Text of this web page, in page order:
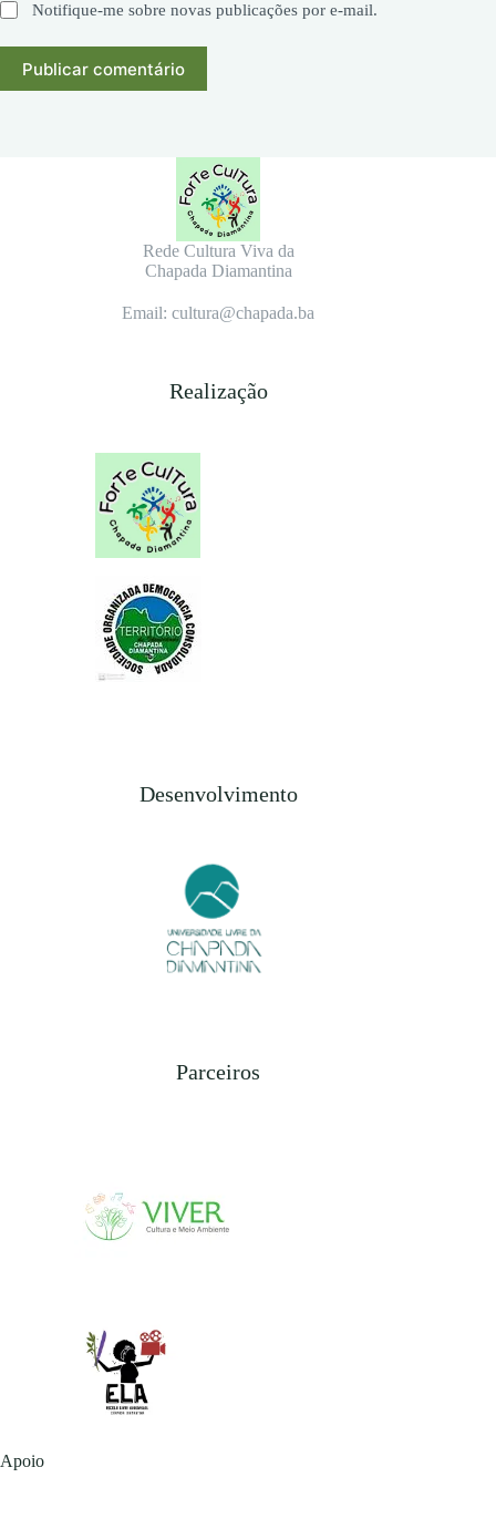
Notifique-me sobre novas publicações por e-mail.
Publicar comentário
Rede Cultura Viva da
Chapada Diamantina
Email: cultura@chapada.ba
Realização
Desenvolvimento
Parceiros
Apoio